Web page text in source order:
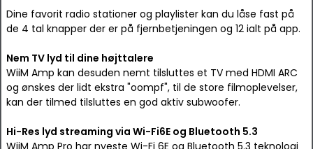
Dine favorit radio stationer og playlister kan du låse fast på
de 4 tal knapper der er på fjernbetjeningen og 12 ialt på app.
Nem TV lyd til dine højttalere
WiiM Amp kan desuden nemt tilsluttes et TV med HDMI ARC
og ønskes der lidt ekstra "oompf", til de store filmoplevelser,
kan der tilmed tilsluttes en god aktiv subwoofer.
Hi-Res lyd streaming via Wi-Fi6E og Bluetooth 5.3
WiiM Amp Pro har nyeste Wi-Fi 6E og Bluetooth 5.3 teknologi